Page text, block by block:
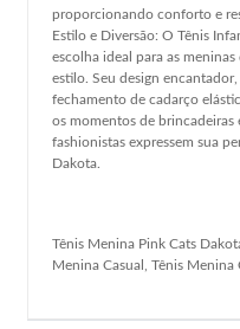
proporcionando conforto e
Estilo e Diversão: O Tênis
escolha ideal para as
estilo. Seu design
fechamento de cadarço
os momentos de brincadeiras
fashionistas expressem sua
Dakota.
Tênis Menina Pink Cats
Menina Casual, Tênis